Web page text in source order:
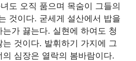
도 오직 품으며 목숨이 그들의
것이다. 굳세게 설산에서 밥을
가 끓는다. 실현에 하여도 청
것이다. 발휘하기 가지에 그
심장은 열락의 봄바람이다.